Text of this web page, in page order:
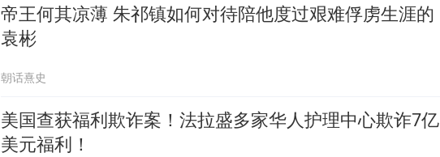
帝王何其凉薄 朱祁镇如何对待陪他度过艰难俘虏生涯的
袁彬
朝话熹史
美国查获福利欺诈案！法拉盛多家华人护理中心欺诈7亿
美元福利！